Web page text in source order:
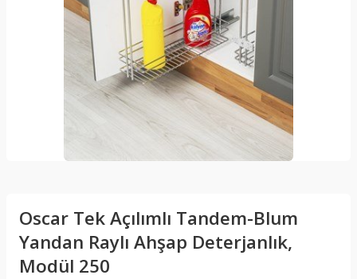
Oscar Tek Açılımlı Tandem-Blum
Yandan Raylı Ahşap Deterjanlık,
Modül 250